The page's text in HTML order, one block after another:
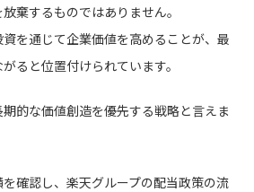
棄するものではありません。
を通じて企業価値を高めることが、最
ると位置付けられています。
的な価値創造を優先する戦略と言えま
確認し、楽天グループの配当政策の流